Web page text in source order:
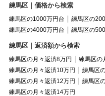
練馬区｜価格から検索
練馬区の1000万円台 練馬区の
練馬区の4000万円台
練馬区の
練馬区｜返済額から検索
練馬区の月々返済8万円
練馬区の
練馬区の月々返済10万円
練馬区
練馬区の月々返済12万円
練馬区
練馬区の月々返済14万円